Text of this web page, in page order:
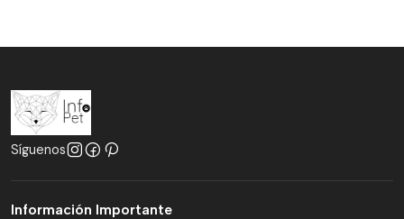
Síguenos
Información Importante